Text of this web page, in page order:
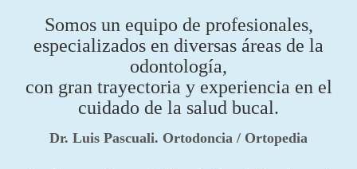
Somos un equipo de profesionales,
especializados en diversas áreas de la
odontología,
con gran trayectoria y experiencia en el
cuidado de la salud bucal.
Dr. Luis Pascuali. Ortodoncia / Ortopedia